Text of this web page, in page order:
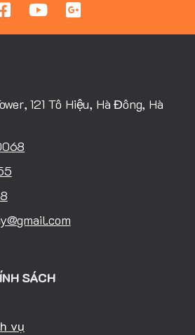
121 Tô Hiệu, Hà Đông, Hà
SÁCH
vụ